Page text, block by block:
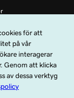
LLC. Med ensamrätt.
tillhör GoDaddy
”GO” är ett
LLC i USA.
Genom att
av dessa